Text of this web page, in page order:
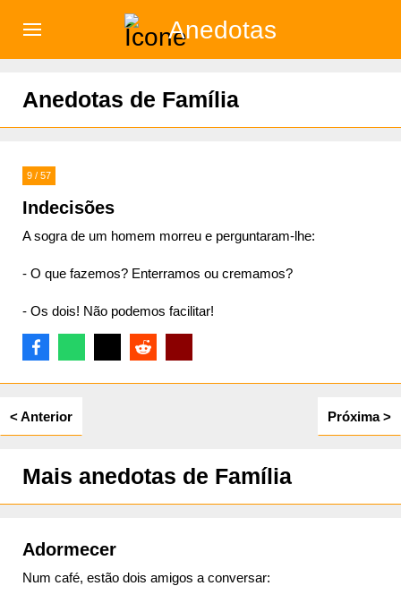
Anedotas
Anedotas de Família
9 / 57
Indecisões
A sogra de um homem morreu e perguntaram-lhe:
- O que fazemos? Enterramos ou cremamos?
- Os dois! Não podemos facilitar!
< Anterior Próxima >
Mais anedotas de Família
Adormecer
Num café, estão dois amigos a conversar: